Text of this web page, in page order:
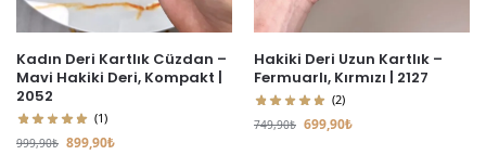
Kadın Deri Kartlık Cüzdan –
Mavi Hakiki Deri, Kompakt |
2052
(1)
999,90₺ 899,90₺
Hakiki Deri Uzun Kartlık –
Fermuarlı, Kırmızı | 2127
(2)
749,90₺ 699,90₺